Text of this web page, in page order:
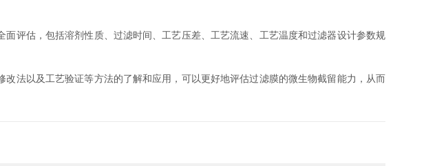
估，包括溶剂性质、过滤时间、工艺压差、工艺流速、工艺温度和过滤器设计参数规
以及工艺验证等方法的了解和应用，可以更好地评估过滤膜的微生物截留能力，从而